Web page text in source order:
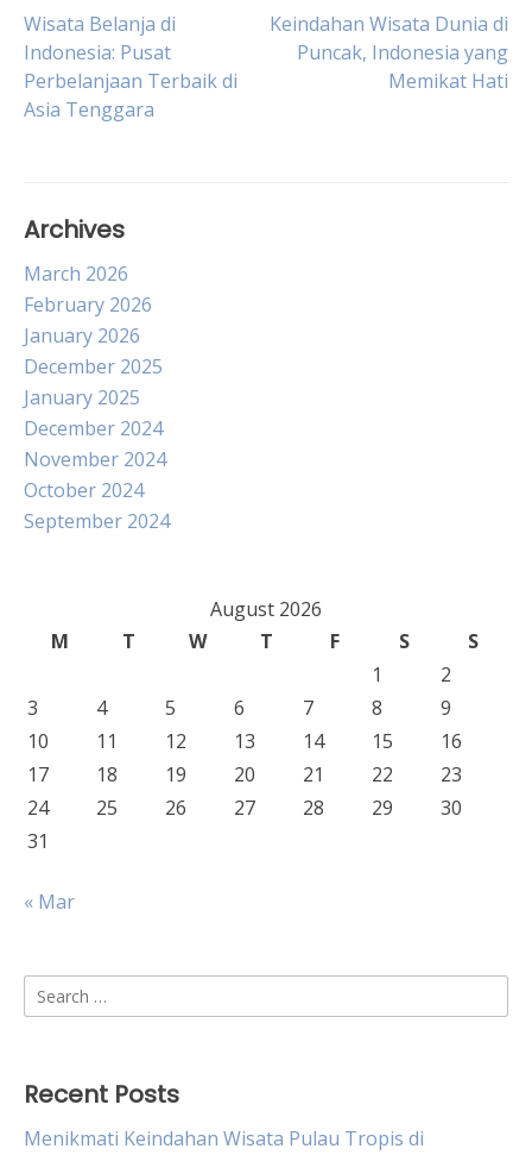
Post
navigation
Wisata Belanja di
Indonesia: Pusat
Perbelanjaan Terbaik di
Asia Tenggara
Keindahan Wisata Dunia di
Puncak, Indonesia yang
Memikat Hati
Archives
March 2026
February 2026
January 2026
December 2025
January 2025
December 2024
November 2024
October 2024
September 2024
August 2026
M
T W T F S
S
1
2
3
4 5 6 7 8
9
10
11 12 13 14 15
16
17
18 19 20 21 22
23
24
25 26 27 28 29
30
31
« Mar
Search
for:
Recent Posts
Menikmati Keindahan Wisata Pulau Tropis di